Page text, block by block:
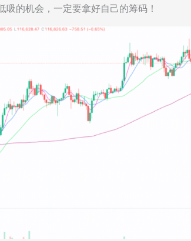
吸的机会，一定要拿好自己的筹码！